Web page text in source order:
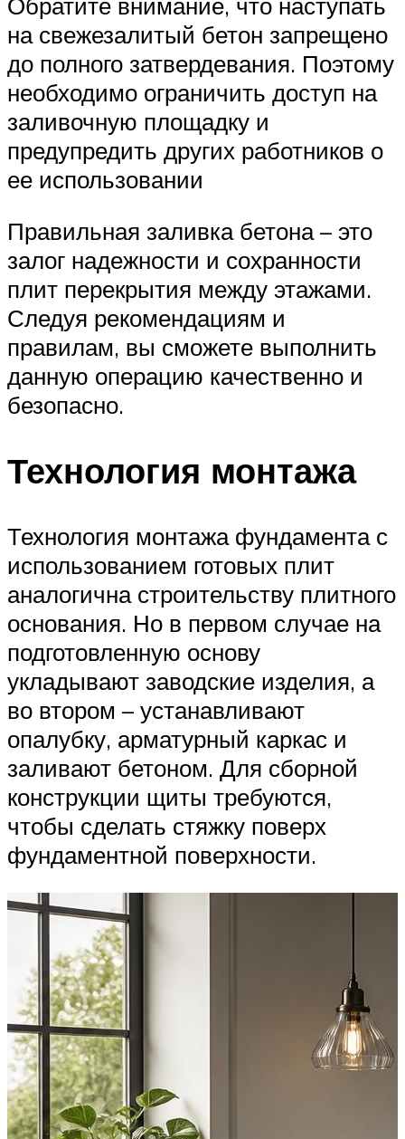
на свежезалитый бетон запрещено
до полного затвердевания. Поэтому
необходимо ограничить доступ на
заливочную площадку и
предупредить других работников о
ее использовании
Правильная заливка бетона – это
залог надежности и сохранности
плит перекрытия между этажами.
Следуя рекомендациям и
правилам, вы сможете выполнить
данную операцию качественно и
безопасно.
Технология монтажа
Технология монтажа фундамента с
использованием готовых плит
аналогична строительству плитного
основания. Но в первом случае на
подготовленную основу
укладывают заводские изделия, а
во втором – устанавливают
опалубку, арматурный каркас и
заливают бетоном. Для сборной
конструкции щиты требуются,
чтобы сделать стяжку поверх
фундаментной поверхности.